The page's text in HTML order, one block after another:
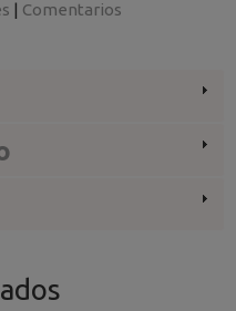
| Comentarios